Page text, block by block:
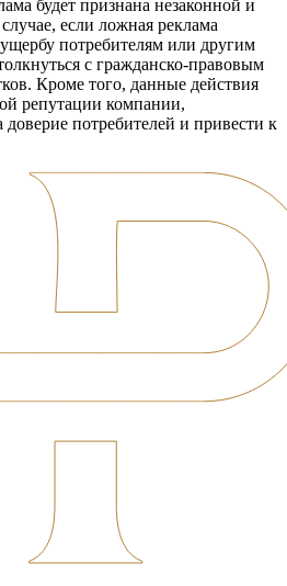
будет признана незаконной и
если ложная реклама
потребителям или другим
с гражданско-правовым
Кроме того, данные действия
репутации компании,
доверие потребителей и привести к